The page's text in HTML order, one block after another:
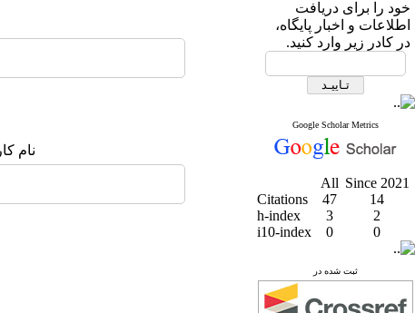
خود را برای دریافت
اطلاعات و اخبار پایگاه،
در کادر زیر وارد کنید.
Google Scholar Metrics
All Since 2021
Citations
47
14
h-index
3
2
i10-index
0 0
ثبت شده در
نام